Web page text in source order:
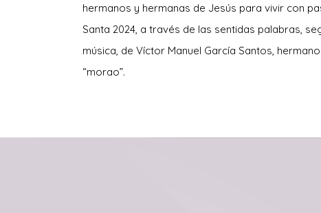
hermanos y hermanas de Jesús para vivir con
Santa 2024, a través de las sentidas palabras,
música, de Víctor Manuel García Santos,
“morao”.